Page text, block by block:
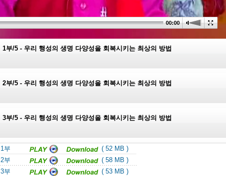
00:00
1부/5 - 우리 행성의 생명 다양성을 회복시키는 최상의 방법
2부/5 - 우리 행성의 생명 다양성을 회복시키는 최상의 방법
3부/5 - 우리 행성의 생명 다양성을 회복시키는 최상의 방법
4부/5 - 우리 행성의 생명 다양성을 회복시키는 최상의 방법
1부
( 52 MB )
2부
( 58 MB )
3부
( 53 MB )